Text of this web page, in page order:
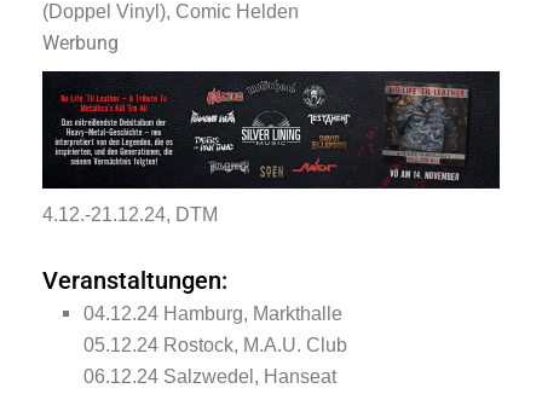
(Doppel Vinyl), Comic Helden
Werbung
4.12.-21.12.24, DTM
Veranstaltungen:
04.12.24 Hamburg, Markthalle
05.12.24 Rostock, M.A.U. Club
06.12.24 Salzwedel, Hanseat